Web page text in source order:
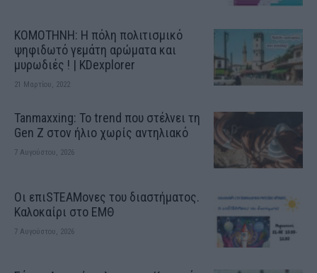
ΚΟΜΟΤΗΝΗ: H πόλη πολιτισμικό
ψηφιδωτό γεμάτη αρώματα και
μυρωδιές ! | KDexplorer
21 Μαρτίου, 2022
Tanmaxxing: To trend που στέλνει τη
Gen Z στον ήλιο χωρίς αντηλιακό
7 Αυγούστου, 2026
Οι επιSTEAMονες του διαστήματος.
Καλοκαίρι στο ΕΜΘ
7 Αυγούστου, 2026